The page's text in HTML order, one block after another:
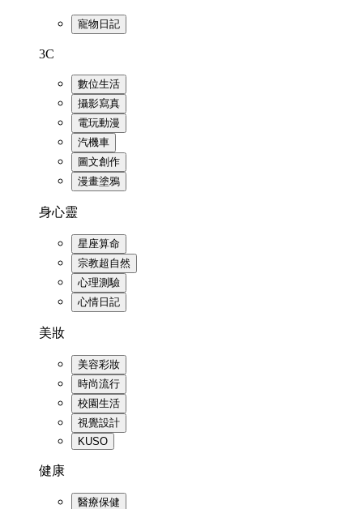
寵物日記
3C
數位生活
攝影寫真
電玩動漫
汽機車
圖文創作
漫畫塗鴉
身心靈
星座算命
宗教超自然
心理測驗
心情日記
美妝
美容彩妝
時尚流行
校園生活
視覺設計
KUSO
健康
醫療保健